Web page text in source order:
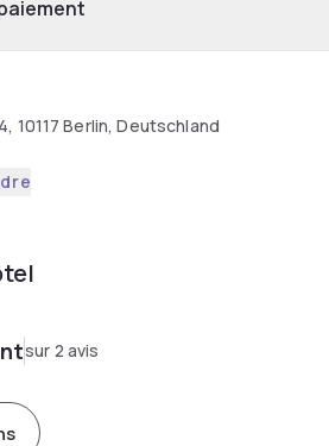
10117 Berlin, Deutschland
sur 2 avis